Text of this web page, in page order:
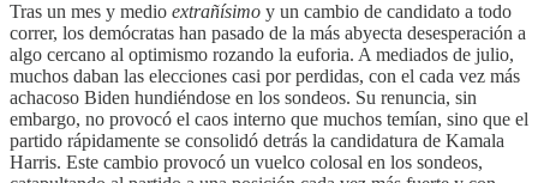
Tras un mes y medio extrañísimo y un cambio de candidato a todo
correr, los demócratas han pasado de la más abyecta desesperación a
algo cercano al optimismo rozando la euforia. A mediados de julio,
muchos daban las elecciones casi por perdidas, con el cada vez más
achacoso Biden hundiéndose en los sondeos. Su renuncia, sin
embargo, no provocó el caos interno que muchos temían, sino que el
partido rápidamente se consolidó detrás la candidatura de Kamala
Harris. Este cambio provocó un vuelco colosal en los sondeos,